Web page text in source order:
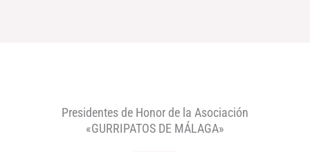
Presidentes de Honor de la Asociación
«GURRIPATOS DE MÁLAGA»